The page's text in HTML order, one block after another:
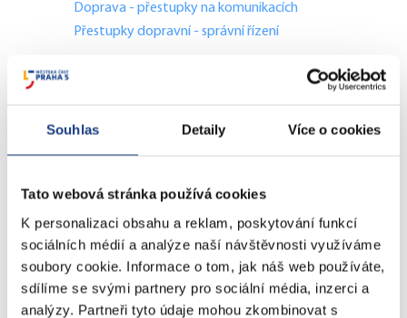
Souhlas Detaily Více o cookies
Tato webová stránka používá cookies
K personalizaci obsahu a reklam, poskytování funkcí
sociálních médií a analýze naší návštěvnosti využíváme
soubory cookie. Informace o tom, jak náš web používáte,
sdílíme se svými partnery pro sociální média, inzerci a
analýzy. Partneři tyto údaje mohou zkombinovat s
Doprava - přestupky na komunikacích
Přestupky dopravní - správní řízení
Czech POINT
Matriční záležitosti
Poplatky
Přestupky obecné
Volby